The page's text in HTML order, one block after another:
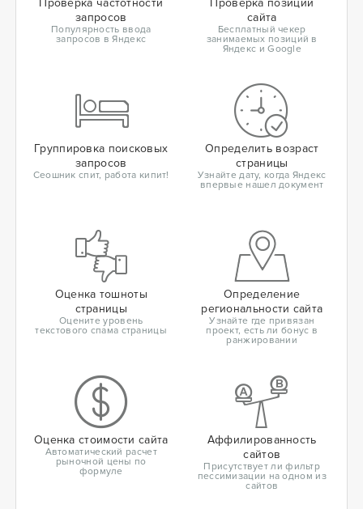
запросов
Популярность ввода
запросов в Яндекс
сайта
Бесплатный чекер
занимаемых позиций в
Яндекс и Google
Группировка поисковых
запросов
Сеошник спит, работа кипит!
Определить возраст
страницы
Узнайте дату, когда Яндекс
впервые нашел документ
Оценка тошноты
страницы
Оцените уровень
текстового спама страницы
Определение
региональности сайта
Узнайте где привязан
проект, есть ли бонус в
ранжировании
Оценка стоимости сайта
Автоматический расчет
рыночной цены по
формуле
Аффилированность
сайтов
Присутствует ли фильтр
пессимизации на одном из
сайтов